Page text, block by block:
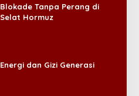
Blokade Tanpa Perang di
Selat Hormuz
Energi dan Gizi Generasi